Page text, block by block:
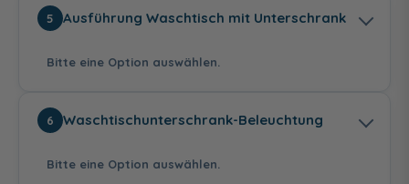
Standardausführung
Schweizer
Ausführung
Clean Flow Siphon
mit
Clean Flow Siphon
mit Push-to-Open
39,99 €
5 Ausführung Waschtisch mit Unterschrank
Bitte eine Option auswählen.
6 Waschtischunterschrank-Beleuchtung
Bitte eine Option auswählen.